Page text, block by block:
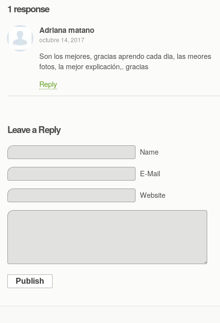
1 response
Adriana matano
octubre 14, 2017
Son los mejores, gracias aprendo cada dia, las meores
fotos, la mejor explicación,. gracias
Reply
Leave a Reply
Name
E-Mail
Website
Publish